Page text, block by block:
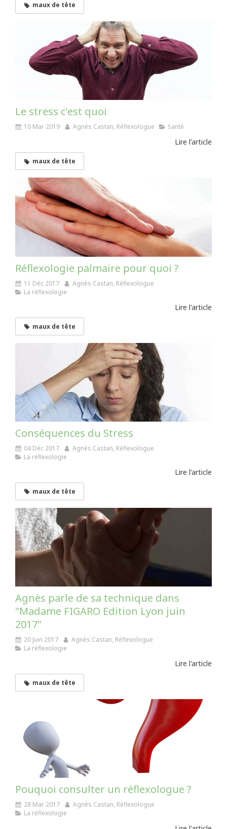
maux de tête
Le stress c'est quoi
10 Mar 2019 Agnès Castan, Réflexologue Santé
Lire l'article
maux de tête
Réflexologie palmaire pour quoi ?
11 Déc 2017
Agnès Castan, Réflexologue
La réflexologie
Lire l'article
maux de tête
Conséquences du Stress
04 Déc 2017
Agnès Castan, Réflexologue
La réflexologie
Lire l'article
maux de tête
Agnès parle de sa technique dans
"Madame FIGARO Edition Lyon juin
2017"
20 Juin 2017
Agnès Castan, Réflexologue
La réflexologie
Lire l'article
maux de tête
Pouquoi consulter un réflexologue ?
28 Mar 2017
Agnès Castan, Réflexologue
La réflexologie